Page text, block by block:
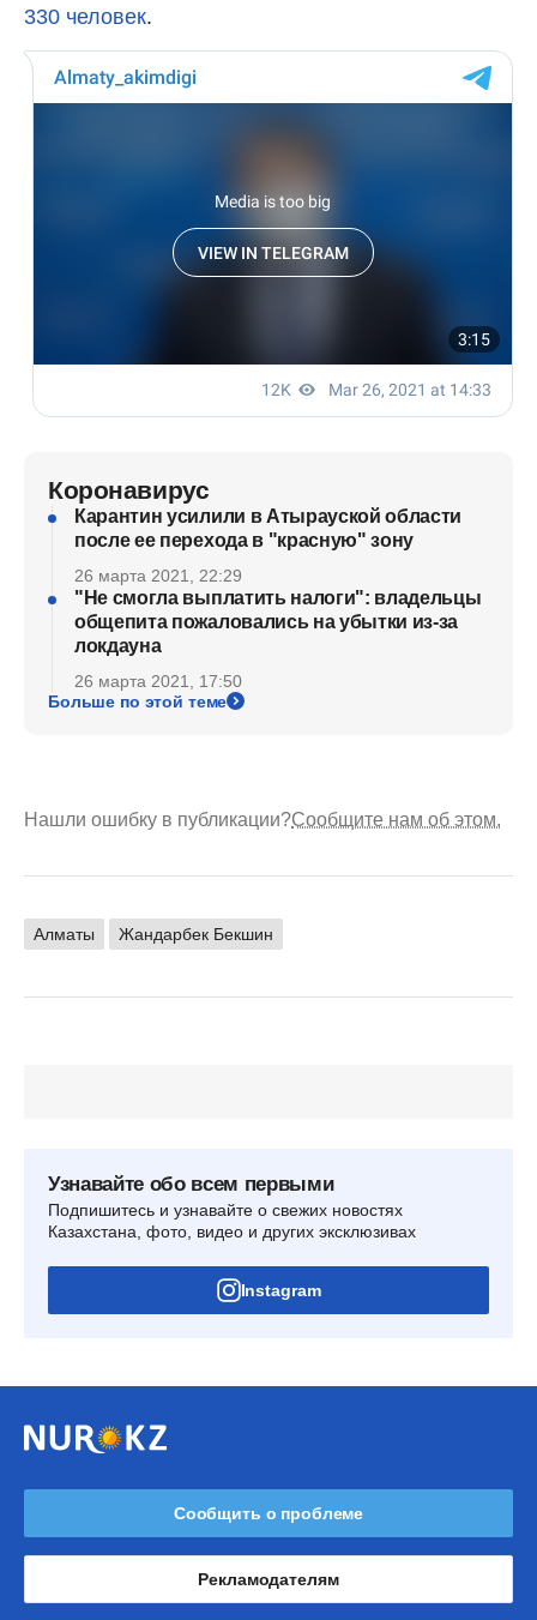
330 человек.
Коронавирус
Карантин усилили в Атырауской области
после ее перехода в "красную" зону
26 марта 2021, 22:29
"Не смогла выплатить налоги": владельцы
общепита пожаловались на убытки из-за
локдауна
26 марта 2021, 17:50
Больше по этой теме
Нашли ошибку в публикации?Сообщите нам об этом.
Алматы Жандарбек Бекшин
Узнавайте обо всем первыми
Подпишитесь и узнавайте о свежих новостях
Казахстана, фото, видео и других эксклюзивах
Instagram
Сообщить о проблеме
Рекламодателям